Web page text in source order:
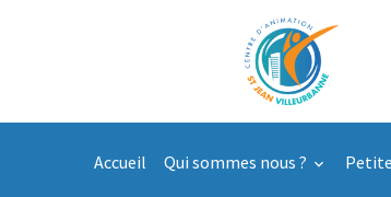
Accueil Qui sommes nous ?